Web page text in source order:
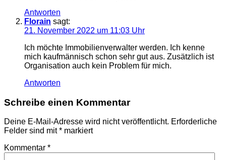
Antworten
Florain sagt:
21. November 2022 um 11:03 Uhr
Ich möchte Immobilienverwalter werden. Ich kenne
mich kaufmännisch schon sehr gut aus. Zusätzlich ist
Organisation auch kein Problem für mich.
Antworten
Schreibe einen Kommentar
Deine E-Mail-Adresse wird nicht veröffentlicht. Erforderliche
Felder sind mit* markiert
Kommentar *